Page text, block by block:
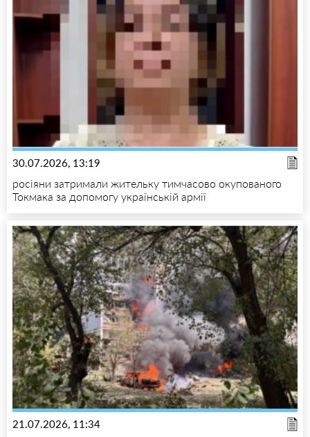
30.07.2026, 13:19
росіяни затримали жительку тимчасово окупованого
Токмака за допомогу українській армії
21.07.2026, 11:34